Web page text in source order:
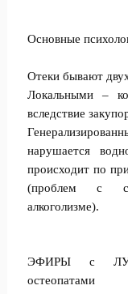
Основные
Отеки бывают
Локальными –
вследствие
нарушается
происходит по
(проблем с
алкоголизме).
ЭФИРЫ c
остеопатами